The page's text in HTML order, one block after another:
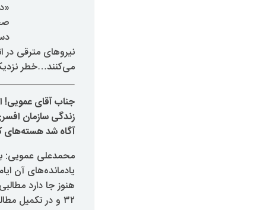
نیروهای مترقی در
می‌کنند…خطر
جناب آقای عمویی!
زندگی سازمان
آگاه شد هسته‌های
محمدعلی عمویی:
یادمانده‌های آن
هنوز جا دارد
٣۲
و در تکمیل